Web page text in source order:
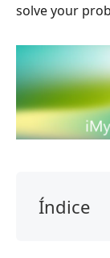
solve your
Índice